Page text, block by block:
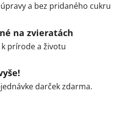
a bez pridaného cukru
na zvieratách
prírode a životu
darček zdarma.